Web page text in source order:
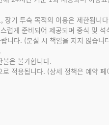
장기 투숙 목적의 이용은 제한됩니
럽게 준비되어 제공되며 중식 및
니다. (분실 시 책임을 지지 않습니
불은 불가합니다.
적용됩니다. (상세 정책은 예약 페